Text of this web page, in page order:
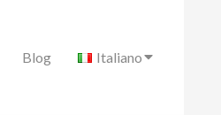
Blog Italiano